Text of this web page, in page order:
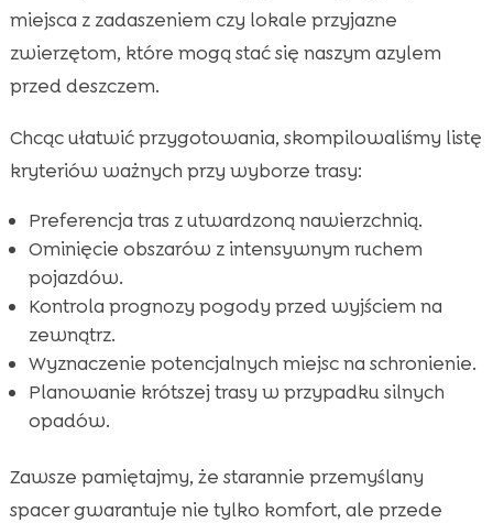
miejsca z zadaszeniem czy lokale przyjazne
zwierzętom, które mogą stać się naszym azylem
przed deszczem.
Chcąc ułatwić przygotowania, skompilowaliśmy listę
kryteriów ważnych przy wyborze trasy:
Preferencja tras z utwardzoną nawierzchnią.
Ominięcie obszarów z intensywnym ruchem
pojazdów.
Kontrola prognozy pogody przed wyjściem na
zewnątrz.
Wyznaczenie potencjalnych miejsc na schronienie.
Planowanie krótszej trasy w przypadku silnych
opadów.
Zawsze pamiętajmy, że starannie przemyślany
spacer gwarantuje nie tylko komfort, ale przede